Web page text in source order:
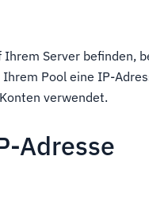
Server befinden,
Pool eine IP-
verwendet.
Adresse